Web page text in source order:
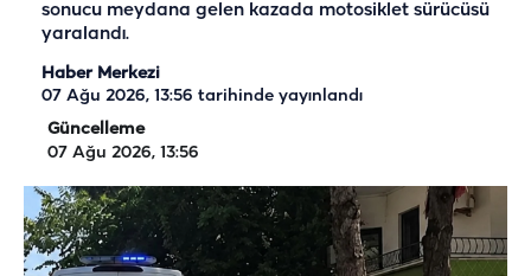
sonucu meydana gelen kazada motosiklet sürücüsü
yaralandı.
Haber Merkezi
07 Ağu 2026, 13:56 tarihinde yayınlandı
Güncelleme
07 Ağu 2026, 13:56